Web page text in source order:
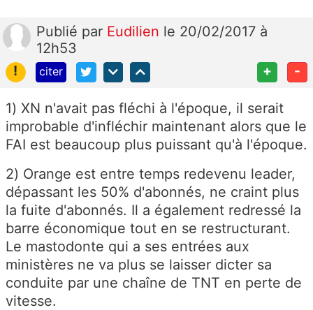
Publié par Eudilien le 20/02/2017 à
12h53
!
citer + -
1) XN n'avait pas fléchi à l'époque, il serait
improbable d'infléchir maintenant alors que le
FAI est beaucoup plus puissant qu'à l'époque.
2) Orange est entre temps redevenu leader,
dépassant les 50% d'abonnés, ne craint plus
la fuite d'abonnés. Il a également redressé la
barre économique tout en se restructurant.
Le mastodonte qui a ses entrées aux
ministères ne va plus se laisser dicter sa
conduite par une chaîne de TNT en perte de
vitesse.